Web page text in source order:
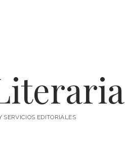
SERVICIOS EDITORIALES